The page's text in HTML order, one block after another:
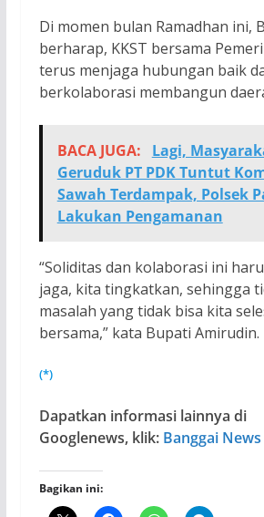
Di momen bulan Ramadhan ini,
berharap, KKST bersama
terus menjaga hubungan baik
berkolaborasi membangun
BACA JUGA:
Lagi,
Geruduk PT PDK Tuntut
Sawah Terdampak, Polsek
Lakukan Pengamanan
“Soliditas dan kolaborasi ini
jaga, kita tingkatkan, sehingga
masalah yang tidak bisa kita
bersama,” kata Bupati Amirudin.
(*)
Dapatkan informasi lainnya di
Googlenews, klik: Banggai News
Bagikan ini: